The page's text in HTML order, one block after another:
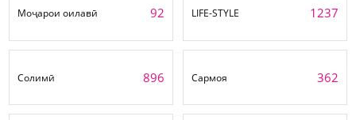
Моҷарои оилавӣ 92 LIFE-STYLE 1237
Солимӣ 896 Сармоя 362